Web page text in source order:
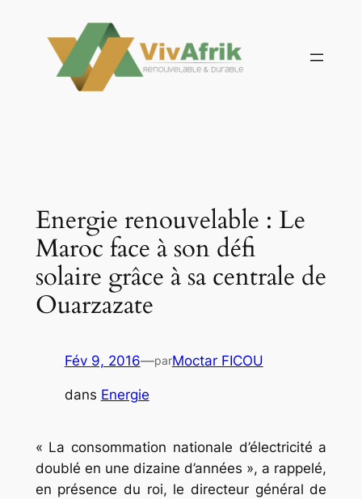
contenu
Energie renouvelable : Le
Maroc face à son défi
solaire grâce à sa centrale de
Ouarzazate
Fév 9, 2016—parMoctar FICOU
dans Energie
« La consommation nationale d’électricité a
doublé en une dizaine d’années », a rappelé,
en présence du roi, le directeur général de